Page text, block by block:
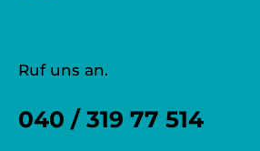
Ruf uns an.
040 / 319 77 514